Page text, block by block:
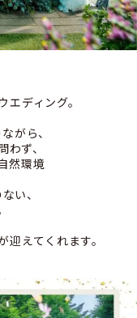
ディング。
がら、
ず、
然環境
い、
えてくれます。